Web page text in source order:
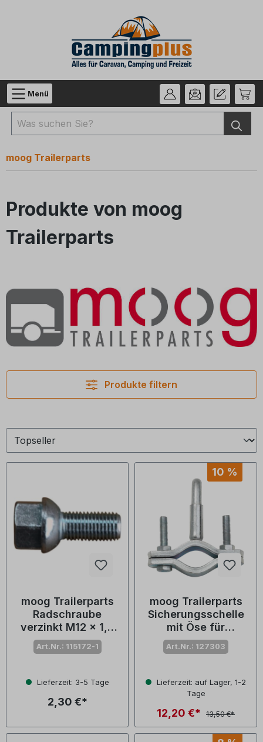
Zum Hauptinhalt springen
Menü
moog Trailerparts
Produkte von moog
Trailerparts
Produkte filtern
moog Trailerparts
Radschraube
verzinkt M12 x 1,5
mm, 30 mm GWL
Art.Nr.: 115172-1
Lieferzeit: 3-5 Tage
2,30 €*
10 %
moog Trailerparts
Sicherungsschelle
mit Öse für
Abreißseil
Art.Nr.: 127303
Lieferzeit: auf Lager, 1-2
Tage
12,20 €* 13,50 €*